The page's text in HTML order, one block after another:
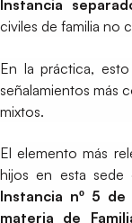
Instancia
civiles de familia no
En la práctica,
señalamientos más
mixtos.
El elemento más
hijos en esta sede
Instancia nº 5
materia de